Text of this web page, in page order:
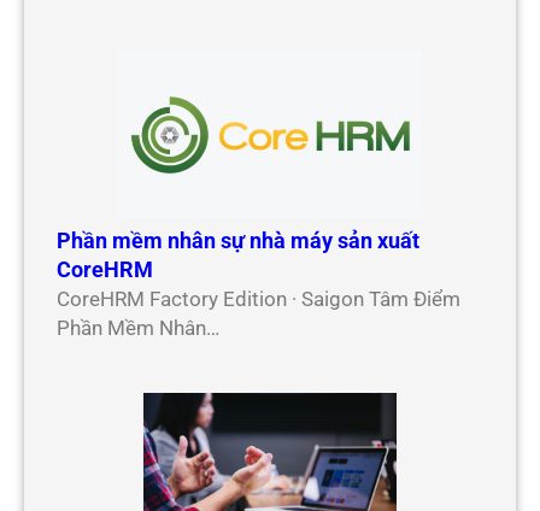
Phần mềm nhân sự nhà máy sản xuất
CoreHRM
CoreHRM Factory Edition · Saigon Tâm Điểm
Phần Mềm Nhân…